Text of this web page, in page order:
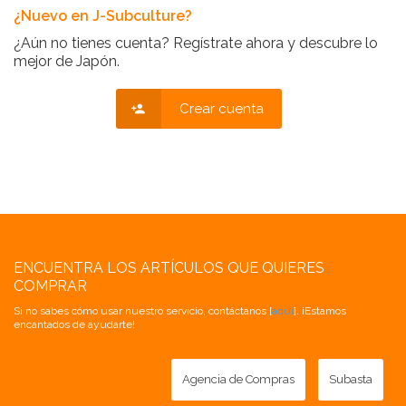
¿Nuevo en J-Subculture?
¿Aún no tienes cuenta? Regístrate ahora y descubre lo
mejor de Japón.
Crear cuenta
ENCUENTRA LOS ARTÍCULOS QUE QUIERES
COMPRAR
Si no sabes cómo usar nuestro servicio, contáctanos [aquí]. ¡Estamos
encantados de ayudarte!
Agencia de Compras Subasta